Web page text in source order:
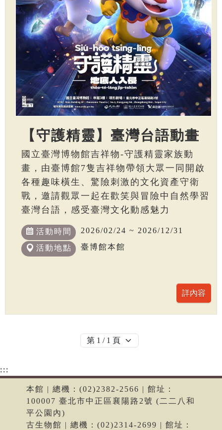
【守護精靈】臺灣台語動畫
國立臺灣博物館吉祥物-守護精靈家族動
畫，由臺博館7隻吉祥物帶領大眾一同開啟
各種趣味橫生、驚險刺激的文化資產守衛
戰，邀請觀眾一起在歡笑與冒險中自然學習
臺灣台語，感受臺灣文化動感魅力
活動時間 2026/02/24 ~ 2026/12/31
活動地點 臺博館本館
:::
本館 | 總機：(02)2382-2566 | 館址：
100007 臺北市中正區襄陽路2號 (二二八和
平公園內)
古生物館 | 總機：(02)2314-2699 | 館址：